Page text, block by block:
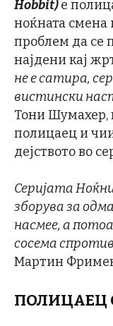
Hobbit)е
ноќната смена
проблем да се
најдени кај
не е сатира,
вистински
Тони Шумахер,
полицаец и
дејството во
Серијата
зборува за
насмее, а
сосема
Мартин
ПОЛИЦАЕЦ